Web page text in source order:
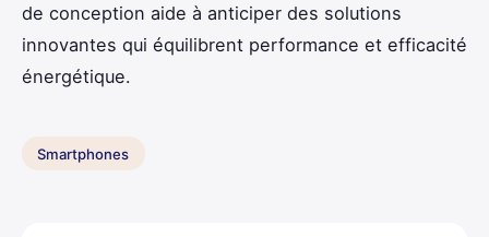
de conception aide à anticiper des solutions
innovantes qui équilibrent performance et efficacité
énergétique.
Smartphones